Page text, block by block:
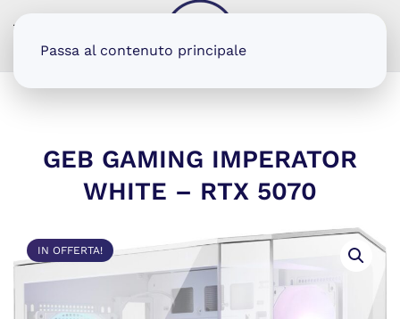
Passa al contenuto principale
GEB GAMING IMPERATOR
WHITE – RTX 5070
IN OFFERTA!